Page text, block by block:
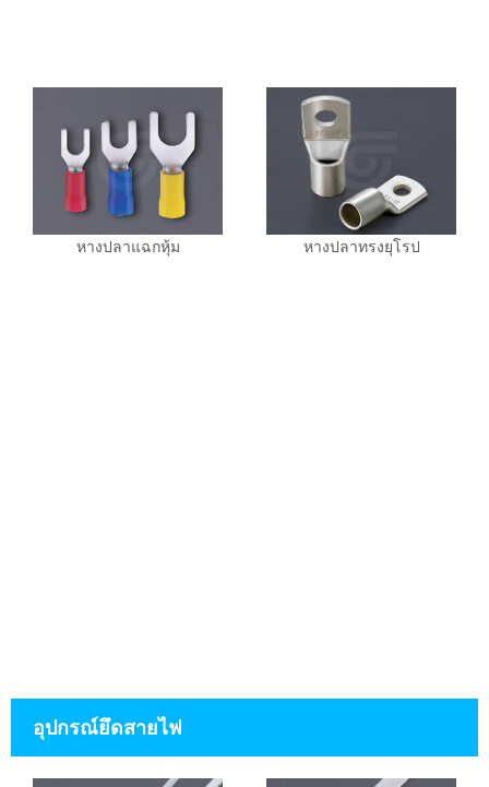
หางปลาแฉกหุ้ม หางปลาทรงยุโรป
อุปกรณ์ยึดสายไฟ